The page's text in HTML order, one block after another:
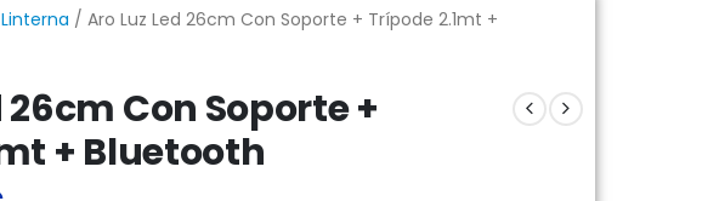
Linterna / Aro Luz Led 26cm Con Soporte + Trípode 2.1mt +
26cm Con Soporte +
+ Bluetooth